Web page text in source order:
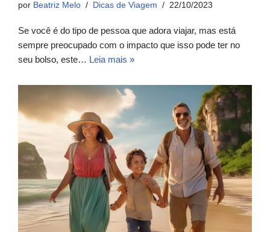
por Beatriz Melo Dicas de Viagem 22/10/2023
Se você é do tipo de pessoa que adora viajar, mas está
sempre preocupado com o impacto que isso pode ter no
seu bolso, este… Leia mais »